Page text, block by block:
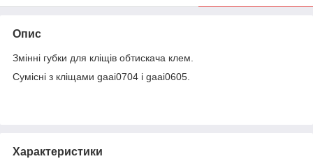
Опис
Змінні губки для кліщів обтискача клем.
Сумісні з кліщами gaai0704 і gaai0605.
Характеристики